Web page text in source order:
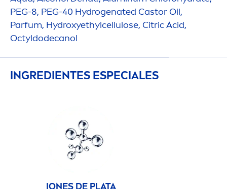
PEG-8, PEG-40 Hydrogenated Castor Oil,
Parfum, Hydroxyethylcellulose, Citric Acid,
Octyldodecanol
INGREDIENTES ESPECIALES
IONES DE PLATA